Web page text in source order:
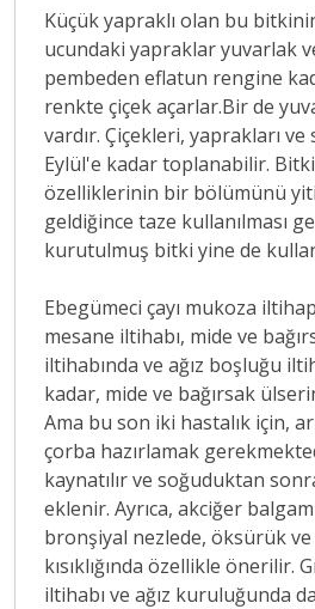
Küçük yapraklı olan bu
ucundaki yapraklar yuvarlak
pembeden eflatun rengine
renkte çiçek açarlar.Bir de
vardır. Çiçekleri, yaprakları
Eylül'e kadar toplanabilir.
özelliklerinin bir bölümünü
geldiğince taze kullanılması
kurutulmuş bitki yine de
Ebegümeci çayı mukoza
mesane iltihabı, mide ve
iltihabında ve ağız boşluğu
kadar, mide ve bağırsak
Ama bu son iki hastalık için,
çorba hazırlamak
kaynatılır ve soğuduktan
eklenir. Ayrıca, akciğer
bronşiyal nezlede, öksürük ve
kısıklığında özellikle önerilir.
iltihabı ve ağız kuruluğunda